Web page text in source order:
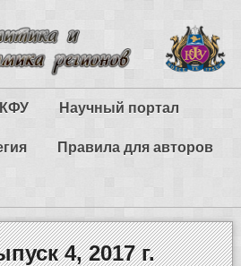
Научный портал
Правила для авторов
4, 2017 г.